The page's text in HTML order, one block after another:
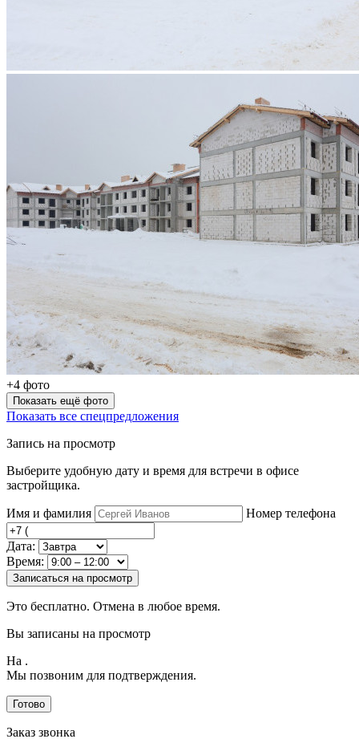
+4 фото
Показать ещё фото
Показать все спецпредложения
Запись на просмотр
Выберите удобную дату и время для встречи в офисе
застройщика.
Имя и фамилия Номер телефона
Дата:
Время:
Записаться на просмотр
Это бесплатно. Отмена в любое время.
Вы записаны на просмотр
На .
Мы позвоним для подтверждения.
Готово
Заказ звонка